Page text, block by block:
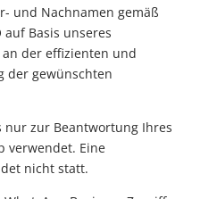
und Nachnamen gemäß
auf Basis unseres
der effizienten und
der gewünschten
nur zur Beantwortung Ihres
verwendet. Eine
nicht statt.